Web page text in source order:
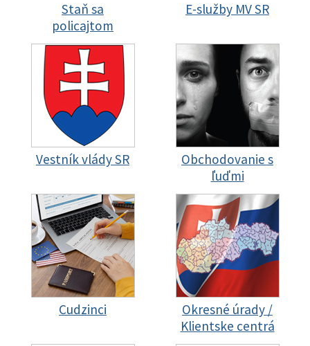
Staň sa
policajtom
E-služby MV SR
Vestník vlády SR
Obchodovanie s
ľuďmi
Cudzinci
Okresné úrady /
Klientske centrá